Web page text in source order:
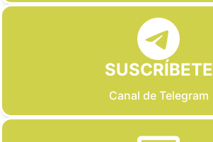
SUSCRÍBETE
Canal de Telegram